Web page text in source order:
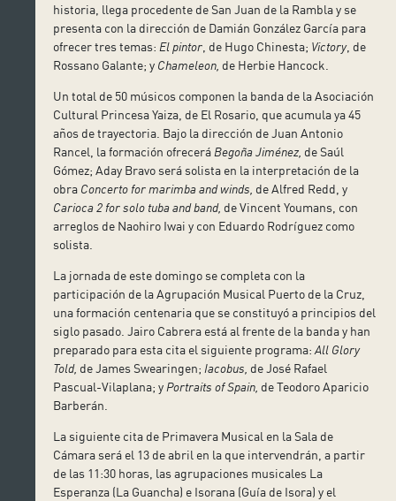
historia, llega procedente de San Juan de la Rambla y se
presenta con la dirección de Damián González García para
ofrecer tres temas: El pintor , de Hugo Chinesta; Victory, de
Rossano Galante; y Chameleon, de Herbie Hancock.
Un total de 50 músicos componen la banda de la Asociación
Cultural Princesa Yaiza, de El Rosario, que acumula ya 45
años de trayectoria. Bajo la dirección de Juan Antonio
Rancel, la formación ofrecerá Begoña Jiménez, de Saúl
Gómez; Aday Bravo será solista en la interpretación de la
obra Concerto for marimba and winds, de Alfred Redd, y
Carioca 2 for solo tuba and band, de Vincent Youmans, con
arreglos de Naohiro Iwai y con Eduardo Rodríguez como
solista.
La jornada de este domingo se completa con la
participación de la Agrupación Musical Puerto de la Cruz,
una formación centenaria que se constituyó a principios del
siglo pasado. Jairo Cabrera está al frente de la banda y han
preparado para esta cita el siguiente programa:All Glory
Told, de James Swearingen; Iacobus, de José Rafael
Pascual-Vilaplana; y Portraits of Spain, de Teodoro Aparicio
Barberán.
La siguiente cita de Primavera Musical en la Sala de
Cámara será el 13 de abril en la que intervendrán, a partir
de las 11:30 horas, las agrupaciones musicales La
Esperanza (La Guancha) e Isorana (Guía de Isora) y el